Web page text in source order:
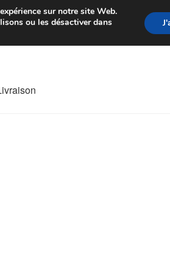
Du lundi au
sur notre site Web.
ou les désactiver dans